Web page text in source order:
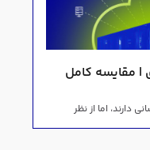
| مقایسه کامل
دارند، اما از نظر